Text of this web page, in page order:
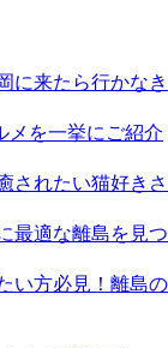
に来たら行かなき
メを一挙にご紹介
されたい猫好きさ
最適な離島を見つ
い方必見！離島の